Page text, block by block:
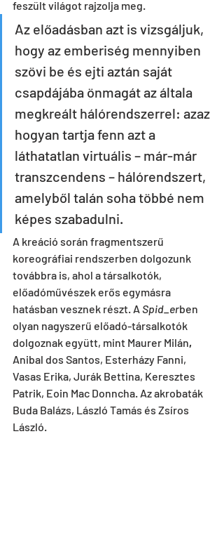
feszült világot rajzolja meg.
Az előadásban azt is vizsgáljuk,
hogy az emberiség mennyiben
szövi be és ejti aztán saját
csapdájába önmagát az általa
megkreált hálórendszerrel: azaz
hogyan tartja fenn azt a
láthatatlan virtuális – már-már
transzcendens – hálórendszert,
amelyből talán soha többé nem
képes szabadulni.
A kreáció során fragmentszerű
koreográfiai rendszerben dolgozunk
továbbra is, ahol a társalkotók,
előadóművészek erős egymásra
hatásban vesznek részt. A Spid_erben
olyan nagyszerű előadó-társalkotók
dolgoznak együtt, mint Maurer Milán,
Anibal dos Santos, Esterházy Fanni,
Vasas Erika, Jurák Bettina, Keresztes
Patrik, Eoin Mac Donncha. Az akrobaták
Buda Balázs, László Tamás és Zsíros
László.